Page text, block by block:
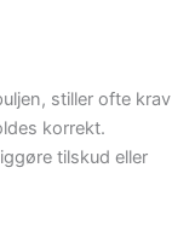
stiller ofte krav
korrekt.
tilskud eller